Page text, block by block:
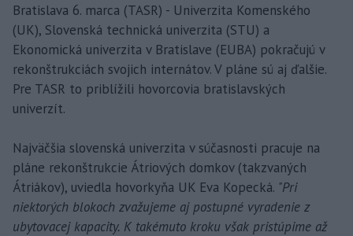
Bratislava 6. marca (TASR) - Univerzita Komenského
(UK), Slovenská technická univerzita (STU) a
Ekonomická univerzita v Bratislave (EUBA) pokračujú v
rekonštrukciách svojich internátov. V pláne sú aj ďalšie.
Pre TASR to priblížili hovorcovia bratislavských
univerzít.
Najväčšia slovenská univerzita v súčasnosti pracuje na
pláne rekonštrukcie Átriových domkov (takzvaných
Átriákov), uviedla hovorkyňa UK Eva Kopecká. "Pri
niektorých blokoch zvažujeme aj postupné vyradenie z
ubytovacej kapacity. K takémuto kroku však pristúpime až